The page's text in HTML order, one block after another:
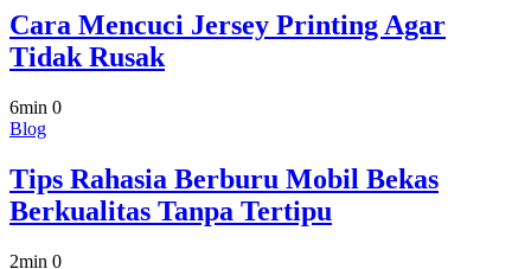
Cara Mencuci Jersey Printing Agar
Tidak Rusak
6min 0
Blog
Tips Rahasia Berburu Mobil Bekas
Berkualitas Tanpa Tertipu
2min 0